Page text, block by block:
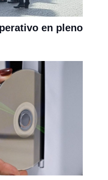
en pleno